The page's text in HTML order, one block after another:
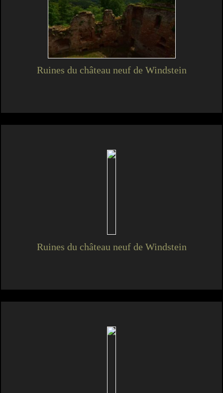
Ruines du château neuf de Windstein
Ruines du château neuf de Windstein